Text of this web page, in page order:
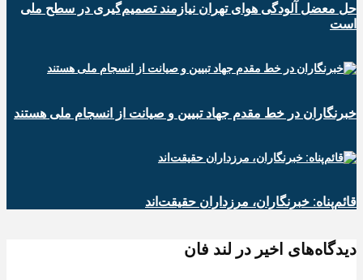
حل معضل آلودگی هوای تهران نیازمند تصمیم‌گیری در سطح ملی
است
خبرنگاران در خط مقدم جهاد تبیین و صیانت از انسجام ملی هستند
قائم‌پناه: ‏خبرنگاران، مرزداران حقیقت‌اند
دیدگاه‌های اخیر در لند فان